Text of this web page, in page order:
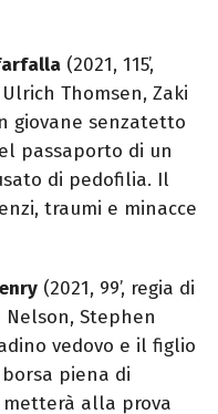
(2021, 115’,
Thomsen, Zaki
giovane senzatetto
passaporto di un
di pedofilia. Il
traumi e minacce
(2021, 99’, regia di
Nelson, Stephen
vedovo e il figlio
piena di
metterà alla prova